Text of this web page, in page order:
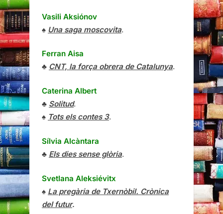
Vasili Aksiónov
♠ Una saga moscovita.
Ferran Aisa
♣ CNT, la força obrera de Catalunya.
Caterina Albert
♣ Solitud.
♠ Tots els contes 3.
Sílvia Alcàntara
♣ Els dies sense glòria.
Svetlana Aleksiévitx
♠ La pregària de Txernòbil. Crònica
del futur.